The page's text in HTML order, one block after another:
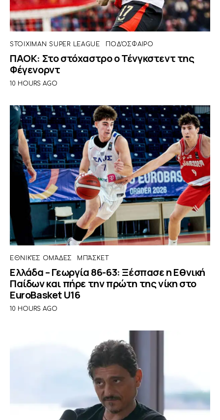
STOIXIMAN SUPER LEAGUE ΠΟΔΌΣΦΑΙΡΟ
ΠΑΟΚ: Στο στόχαστρο ο Τένγκστεντ της
Φέγενορντ
10 HOURS AGO
ΕΘΝΙΚΈΣ ΟΜΆΔΕΣ ΜΠΆΣΚΕΤ
Ελλάδα – Γεωργία 86-63: Ξέσπασε η Εθνική
Παίδων και πήρε την πρώτη της νίκη στο
EuroBasket U16
10 HOURS AGO